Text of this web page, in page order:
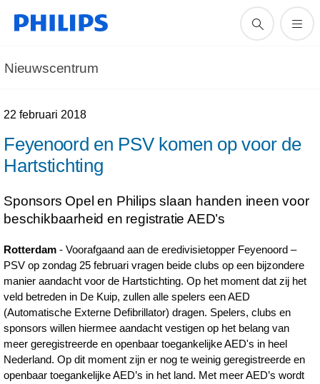
Nieuwscentrum
22 februari 2018
Feyenoord en PSV komen op voor de
Hartstichting
Sponsors Opel en Philips slaan handen ineen voor
beschikbaarheid en registratie AED’s
Rotterdam - Voorafgaand aan de eredivisietopper Feyenoord –
PSV op zondag 25 februari vragen beide clubs op een bijzondere
manier aandacht voor de Hartstichting. Op het moment dat zij het
veld betreden in De Kuip, zullen alle spelers een AED
(Automatische Externe Defibrillator) dragen. Spelers, clubs en
sponsors willen hiermee aandacht vestigen op het belang van
meer geregistreerde en openbaar toegankelijke AED's in heel
Nederland. Op dit moment zijn er nog te weinig geregistreerde en
openbaar toegankelijke AED’s in het land. Met meer AED’s wordt